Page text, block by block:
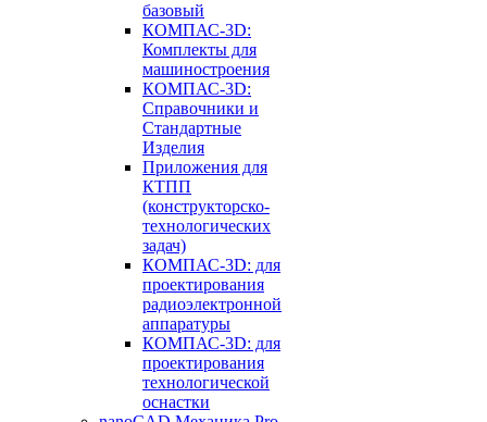
базовый
КОМПАС-3D:
Комплекты для
машиностроения
КОМПАС-3D:
Справочники и
Стандартные
Изделия
Приложения для
КТПП
(конструкторско-
технологических
задач)
КОМПАС-3D: для
проектирования
радиоэлектронной
аппаратуры
КОМПАС-3D: для
проектирования
технологической
оснастки